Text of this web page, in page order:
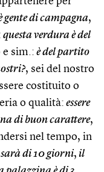
gente di campagna,
questa verdura è del
e sim.: è del partito
, sei del nostro
costituito o
o qualità: essere
di buon carattere,
nel tempo, in
di 10 giorni, il